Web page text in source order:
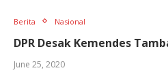
Berita Nasional
DPR Desak Kemendes
June 25, 2020